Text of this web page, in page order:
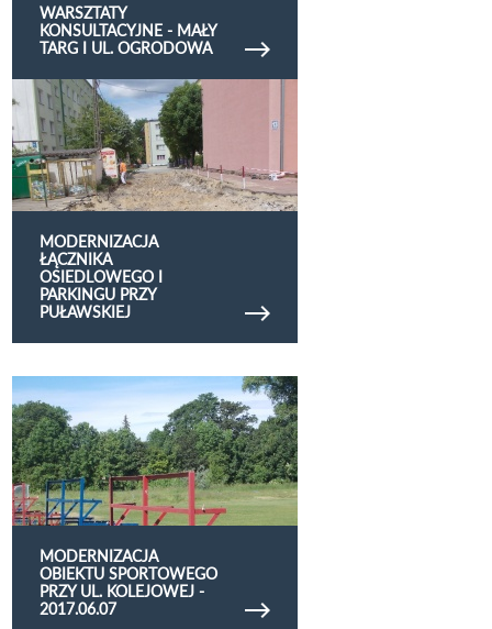
WARSZTATY
KONSULTACYJNE - MAŁY
TARG I UL. OGRODOWA
MODERNIZACJA
ŁĄCZNIKA
OSIEDLOWEGO I
PARKINGU PRZY
PUŁAWSKIEJ
Obejrzyj galerię zdjęć Modernizacja łącznika
osiedlowego i parkingu przy Puławskiej
MODERNIZACJA
OBIEKTU SPORTOWEGO
PRZY UL. KOLEJOWEJ -
2017.06.07
Obejrzyj galerię zdjęć Modernizacja obiektu
sportowego przy ul. Kolejowej - 2017.06.07